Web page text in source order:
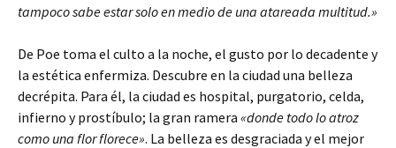
tampoco sabe estar solo en medio de una atareada multitud.»
De Poe toma el culto a la noche, el gusto por lo decadente y
la estética enfermiza. Descubre en la ciudad una belleza
decrépita. Para él, la ciudad es hospital, purgatorio, celda,
infierno y prostíbulo; la gran ramera «donde todo lo atroz
como una flor florece». La belleza es desgraciada y el mejor